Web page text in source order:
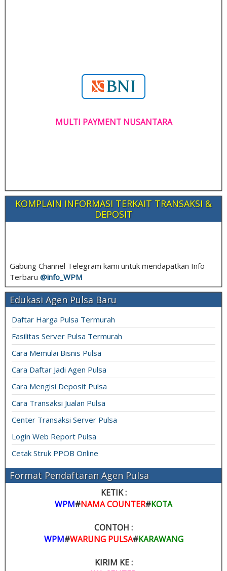
MULTI PAYMENT NUSANTARA
KOMPLAIN INFORMASI TERKAIT TRANSAKSI &
DEPOSIT
Gabung Channel Telegram kami untuk mendapatkan Info
Terbaru @info_ WPM
Edukasi Agen Pulsa Baru
Daftar Harga Pulsa Termurah
Fasilitas Server Pulsa Termurah
Cara Memulai Bisnis Pulsa
Cara Daftar Jadi Agen Pulsa
Cara Mengisi Deposit Pulsa
Cara Transaksi Jualan Pulsa
Center Transaksi Server Pulsa
Login Web Report Pulsa
Cetak Struk PPOB Online
Format Pendaftaran Agen Pulsa
KETIK :
WPM#NAMA COUNTER#KOTA
CONTOH :
WPM#WARUNG PULSA#KARAWANG
KIRIM KE :